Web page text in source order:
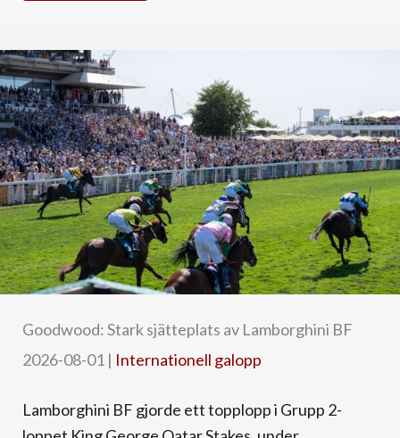
Goodwood: Stark sjätteplats av Lamborghini BF
2026-08-01 | Internationell galopp
Lamborghini BF gjorde ett topplopp i Grupp 2-